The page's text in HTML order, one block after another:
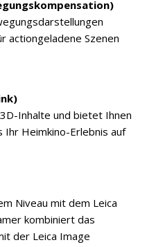
actiongeladene Szenen
Inhalte und bietet Ihnen
Ihr Heimkino-Erlebnis auf
Niveau mit dem Leica
kombiniert das
der Leica Image